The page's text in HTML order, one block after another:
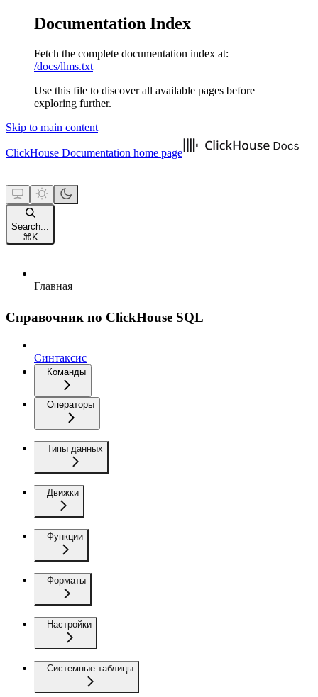
Documentation Index
Fetch the complete documentation index at:
/docs/llms.txt
Use this file to discover all available pages before
exploring further.
Skip to main content
ClickHouse Documentation home page
Search...
⌘ K
Главная
Справочник по ClickHouse SQL
Синтаксис
Команды
Операторы
Типы данных
Движки
Функции
Форматы
Настройки
Системные таблицы